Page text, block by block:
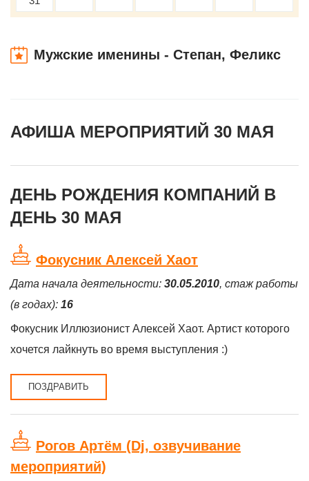
Мужские именины - Степан, Феликс
АФИША МЕРОПРИЯТИЙ 30 МАЯ
ДЕНЬ РОЖДЕНИЯ КОМПАНИЙ В
ДЕНЬ 30 МАЯ
Фокусник Алексей Хаот
Дата начала деятельности: 30.05.2010, стаж работы
(в годах): 16
Фокусник Иллюзионист Алексей Хаот. Артист которого
хочется лайкнуть во время выступления :)
ПОЗДРАВИТЬ
Рогов Артём (Dj, озвучивание
мероприятий)